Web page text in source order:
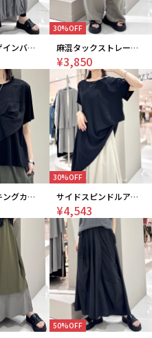
斜め切替デザインバルーンスカート
30%OFF
麻混タックストレートパンツ
¥3,850
異素材ドッキングカットソー
30%OFF
サイドスピンドルアシメカットソー
¥4,543
50%OFF